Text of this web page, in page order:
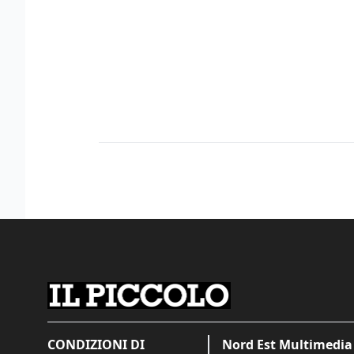
CONDIZIONI DI
Nord Est Multimedia